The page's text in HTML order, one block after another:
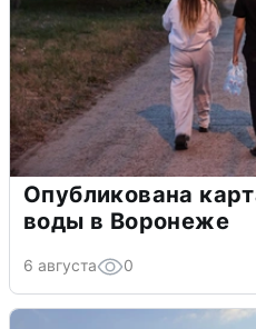
Опубликована
воды в Воронеже
6 августа 0